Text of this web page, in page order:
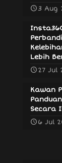
3 Aug
Lebih
27 Jul
Kawan
Secara
6 Jul